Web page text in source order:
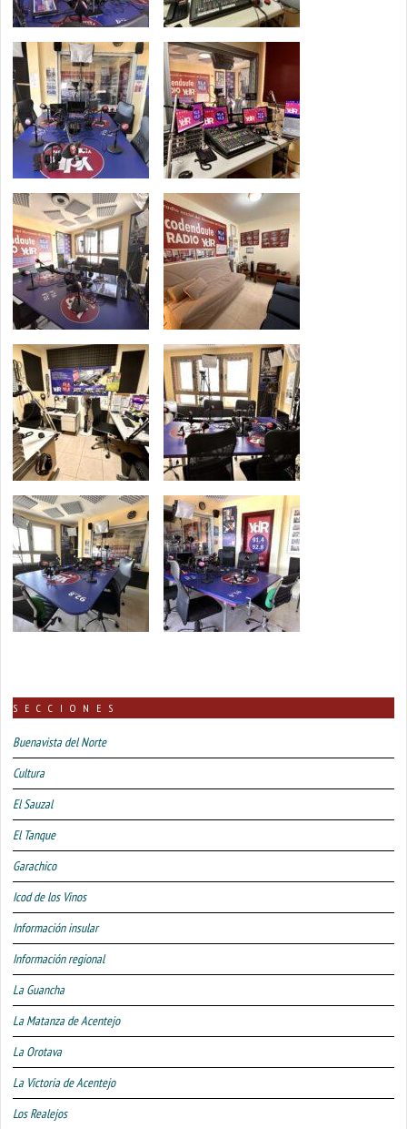
SECCIONES
Buenavista del Norte
Cultura
El Sauzal
El Tanque
Garachico
Icod de los Vinos
Información insular
Información regional
La Guancha
La Matanza de Acentejo
La Orotava
La Victoria de Acentejo
Los Realejos